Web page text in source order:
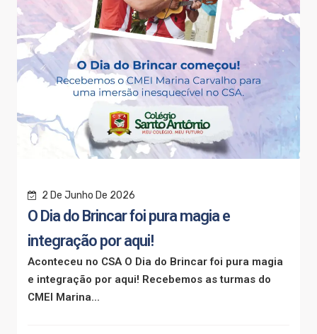
2 De Junho De 2026
O Dia do Brincar foi pura magia e
integração por aqui!
Aconteceu no CSA O Dia do Brincar foi pura magia
e integração por aqui! Recebemos as turmas do
CMEI Marina...